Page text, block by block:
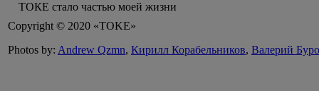
ТОКЕ стало частью моей жизни
Copyright © 2020 «TOKE»
Photos by: Andrew Qzmn, Кирилл Корабельников, Валерий